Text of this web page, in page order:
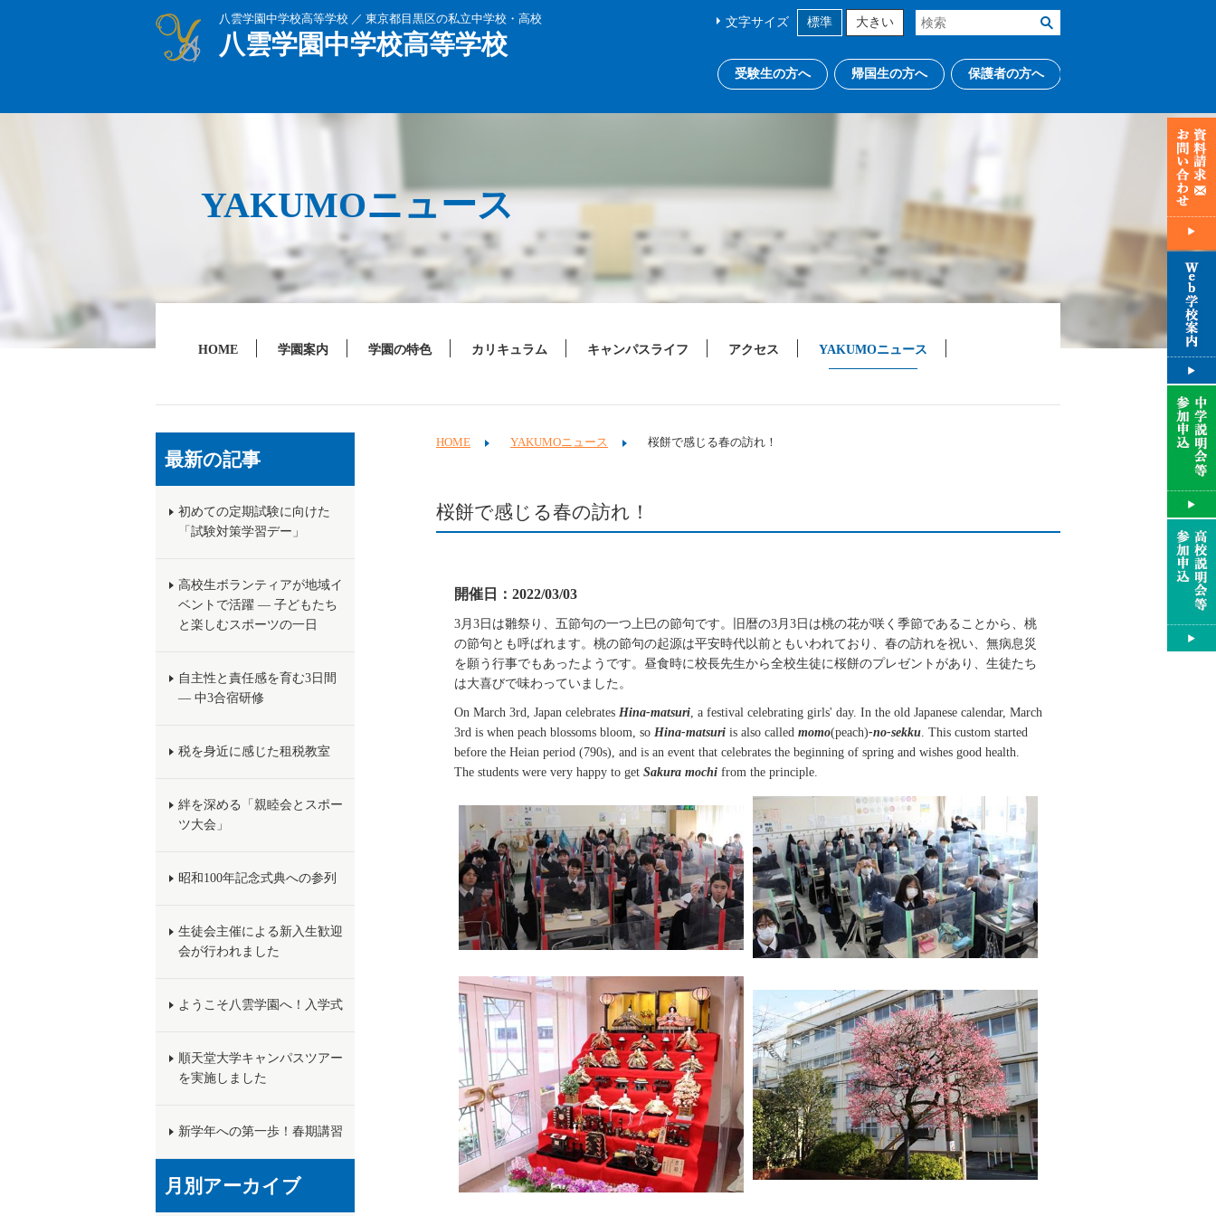
八雲学園中学校高等学校 ／ 東京都目黒区の私立中学校・高校
八雲学園中学校高等学校
文字サイズ 標準 大きい
受験生の方へ 帰国生の方へ 保護者の方へ
YAKUMOニュース
HOME 学園案内 学園の特色 カリキュラム キャンパスライフ アクセス YAKUMOニュース
HOME YAKUMOニュース 桜餅で感じる春の訪れ！
桜餅で感じる春の訪れ！
開催日：2022/03/03
3月3日は雛祭り、五節句の一つ上巳の節句です。旧暦の3月3日は桃の花が咲く季節であることから、桃
の節句とも呼ばれます。桃の節句の起源は平安時代以前ともいわれており、 春の訪れを祝い、無病息災
を願う行事でもあったようです。昼食時に校長先生から全校生徒に桜餅のプレゼントがあり、生徒たち
は大喜びで味わっていました。
On March 3rd, Japan celebrates Hina-matsuri, a festival celebrating girls' day. In the old Japanese calendar, March
3rd is when peach blossoms bloom, so Hina-matsuri is also called momo(peach)-no-sekku. This custom started
before the Heian period (790s), and is an event that celebrates the beginning of spring and wishes good health.
The students were very happy to get Sakura mochi from the principle.
最新の記事
初めての定期試験に向けた
「試験対策学習デー」
高校生ボランティアが地域イ
ベントで活躍 ― 子どもたち
と楽しむスポーツの一日
自主性と責任感を育む3日間
― 中3合宿研修
税を身近に感じた租税教室
絆を深める「親睦会とスポー
ツ大会」
昭和100年記念式典への参列
生徒会主催による新入生歓迎
会が行われました
ようこそ八雲学園へ！入学式
順天堂大学キャンパスツアー
を実施しました
新学年への第一歩！春期講習
月別アーカイブ